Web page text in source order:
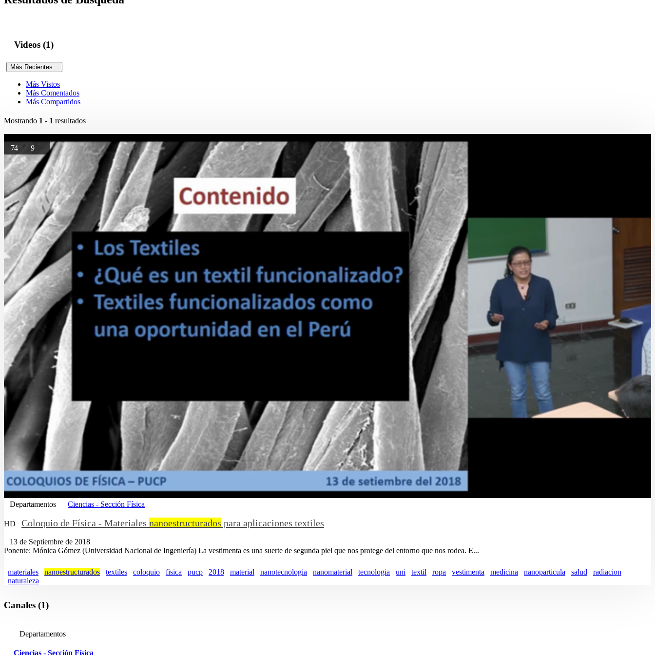
Videos (1)
Más Recientes
Más Vistos
Más Comentados
Más Compartidos
Mostrando 1 - 1 resultados
74 9
Departamentos Ciencias - Sección Física
HD Coloquio de Física - Materiales nanoestructurados para aplicaciones textiles
13 de Septiembre de 2018
Ponente: Mónica Gómez (Universidad Nacional de Ingeniería) La vestimenta es una suerte de segunda piel que nos protege del entorno que nos rodea. E...
materiales nanoestructurados textiles coloquio fisica pucp 2018 material nanotecnologia nanomaterial tecnologia uni textil ropa vestimenta medicina nanoparticula salud
radiacion
naturaleza
Canales (1)
Departamentos
Ciencias - Sección Física